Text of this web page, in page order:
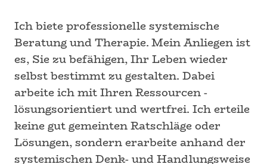
Ich biete professionelle systemische
Beratung und Therapie.Mein Anliegen ist
es, Sie zu befähigen, Ihr Leben wieder
selbst bestimmt zu gestalten. Dabei
arbeite ich mit Ihren Ressourcen -
lösungsorientiert und wertfrei. Ich erteile
keine gut gemeinten Ratschläge oder
Lösungen, sondern erarbeite anhand der
systemischen Denk- und Handlungsweise